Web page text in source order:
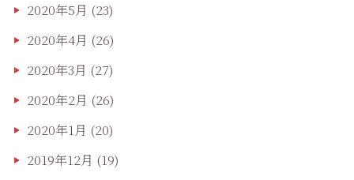
2020年5月 (23)
2020年4月 (26)
2020年3月 (27)
2020年2月 (26)
2020年1月 (20)
2019年12月 (19)